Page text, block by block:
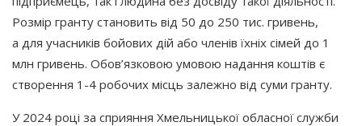
Розмір гранту становить від 50 до 250 тис. гривень,
а для учасників бойових дій або членів їхніх сімей до 1
млн гривень. Обов’язковою умовою надання коштів є
створення 1-4 робочих місць залежно від суми гранту.
У 2024 році за сприяння Хмельницької обласної служби